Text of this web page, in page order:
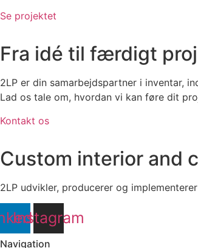
Se projektet
Fra idé til færdigt
2LP er din samarbejdspartner i inventar,
Lad os tale om, hvordan vi kan føre dit
Kontakt os
Custom interior and
2LP udvikler, producerer og
Instagram
Navigation